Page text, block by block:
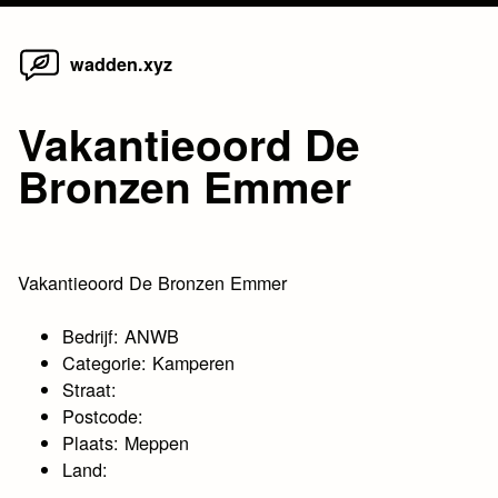
Skip
wadden.xyz
Vakantieoord De
Bronzen Emmer
Vakantieoord De Bronzen Emmer
Bedrijf: ANWB
Categorie: Kamperen
Straat:
Postcode:
Plaats: Meppen
Land: